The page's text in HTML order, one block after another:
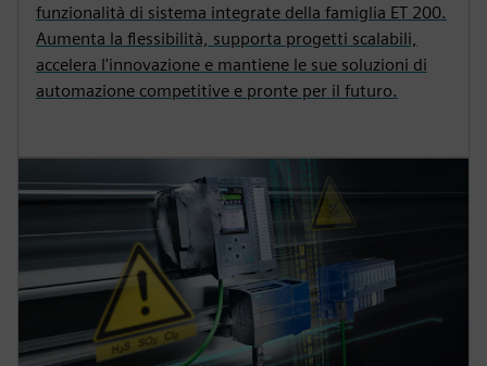
funzionalità di sistema integrate della famiglia ET 200.
Aumenta la flessibilità, supporta progetti scalabili,
accelera l'innovazione e mantiene le sue soluzioni di
automazione competitive e pronte per il futuro.